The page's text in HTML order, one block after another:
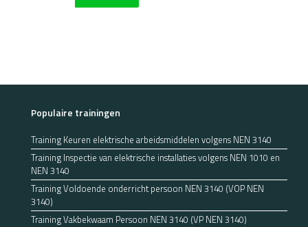
Populaire trainingen
Training Keuren elektrische arbeidsmiddelen volgens NEN 3140
Training Inspectie van elektrische installaties volgens NEN 1010 en
NEN 3140
Training Voldoende onderricht persoon NEN 3140 (VOP NEN
3140)
Training Vakbekwaam Persoon NEN 3140 (VP NEN 3140)